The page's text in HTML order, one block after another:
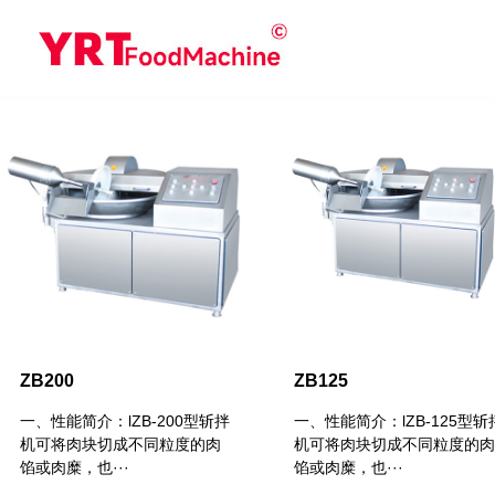
ZB200
一、性能简介：lZB-200型斩拌
机可将肉块切成不同粒度的肉
馅或肉糜，也···
ZB125
一、性能简介：lZB-125型斩
机可将肉块切成不同粒度的肉
馅或肉糜，也···